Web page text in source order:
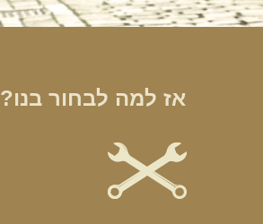
אז למה לבחור בנו?